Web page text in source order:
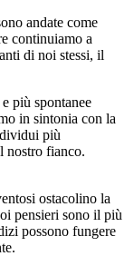
andate come
continuiamo a
di noi stessi, il
più spontanee
in sintonia con la
più
nostro fianco.
ostacolino la
pensieri sono il più
possono fungere